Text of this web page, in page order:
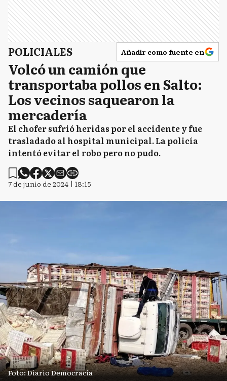
POLICIALES Añadir como fuente en
Volcó un camión que
transportaba pollos en Salto:
Los vecinos saquearon la
mercadería
El chofer sufrió heridas por el accidente y fue
trasladado al hospital municipal. La policía
intentó evitar el robo pero no pudo.
7 de junio de 2024 | 18:15
Foto: Diario Democracia